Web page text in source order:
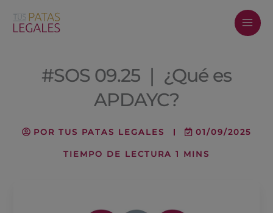
#SOS 09.25 ❘ ¿Qué es
APDAYC?
POR TUS PATAS LEGALES 01/09/2025